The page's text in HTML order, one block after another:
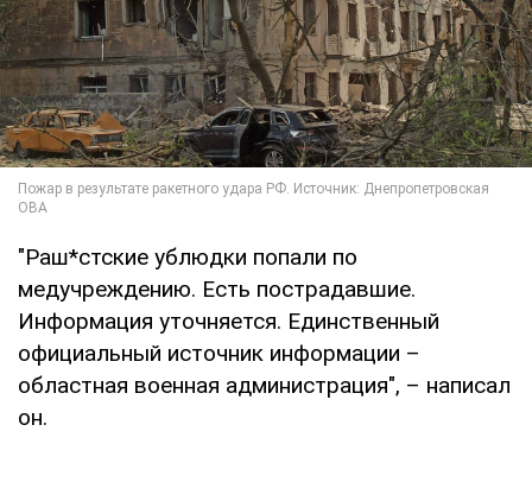
"Раш*стские ублюдки попали по
медучреждению. Есть пострадавшие.
Информация уточняется. Единственный
официальный источник информации –
областная военная администрация", – написал
он.